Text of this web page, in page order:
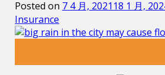
Posted on 7 4 月, 2021 18 1 月,
Insurance